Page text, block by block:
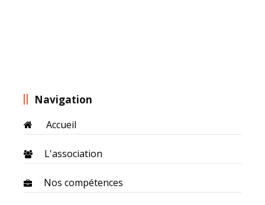
Navigation
Accueil
L'association
Nos compétences